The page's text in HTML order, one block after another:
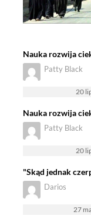
Nauka rozwija
Patty Black
20
Nauka rozwija
Patty Black
20
"Skąd jednak
Darios
27